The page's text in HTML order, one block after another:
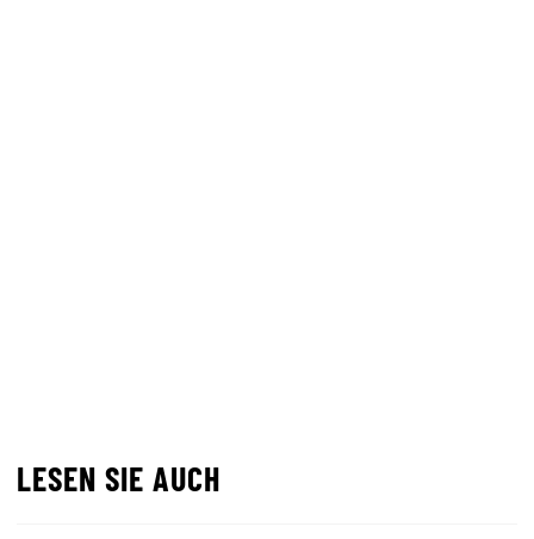
LESEN SIE AUCH